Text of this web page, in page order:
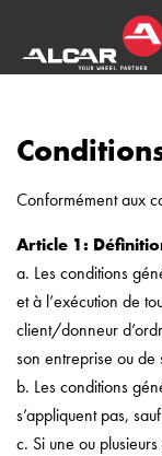
Conformément aux
Article 1:
a. Les conditions
et à l’exécution de
client/donneur
son entreprise ou de
b. Les conditions
s’appliquent pas,
c. Si une ou